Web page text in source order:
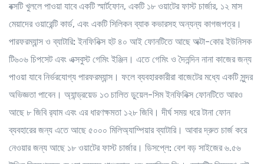
বক্সটি খুললে পাওয়া যাবে একটি স্মার্টফোন, একটি ১৮ ওয়াটের ফাস্ট চার্জার, ১২ মাস
মেয়াদের ওয়ারেন্টি কার্ড, এবং একটি সিলিকন ব্যাক কভারসহ অন্যন্য কাগজপত্র।
পারফরম্যান্স ও ব্যাটারি: ইনফিনিক্স হট ৪০ আই ফোনটিতে আছে অক্টা-কোর ইউনিসক
টি৬০৬ চিপসেট এবং এক্সবুস্ট গেমিং ইঞ্জিন। এতে গেমিং ও দৈনন্দিন নানা কাজের জন্য
পাওয়া যাবে নির্ভরযোগ্য পারফরম্যান্স। ফলে ব্যবহারকারীরা বাজেটের মধ্যে একটি সুন্দর
অভিজ্ঞতা পাবেন। অ্যান্ড্রয়েড ১৩ চালিত ডুয়েল-সিম ইনফিনিক্স ফোনটিতে আরও
আছে ৮ জিবি র‍্যাম এবং এর ধারণক্ষমতা ১২৮ জিবি। দীর্ঘ সময় ধরে টানা ফোন
ব্যবহারের জন্য এতে আছে ৫০০০ মিলিঅ্যাম্পিয়ার ব্যাটারি। আবার দ্রুত চার্জ করে
নেওয়ার জন্য আছে ১৮ ওয়াটের ফাস্ট চার্জার। ডিসপ্লে: বেশ বড় সাইজের ৬.৫৬